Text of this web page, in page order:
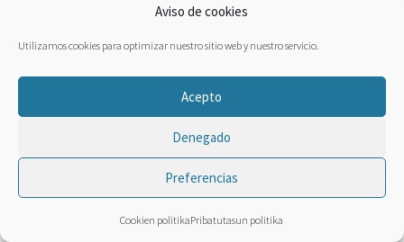
Aviso de cookies
Utilizamos cookies para optimizar nuestro sitio web y nuestro servicio.
Acepto
Denegado
Preferencias
Cookien politikaPribatutasun politika
Garatu du/Desarrollado por:Bravo Manager2026